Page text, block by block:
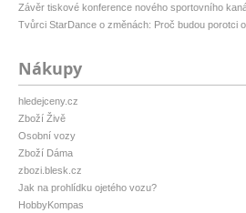
Závěr tiskové konference nového sportovního
Tvůrci StarDance o změnách: Proč budou porotci
Nákupy
hledejceny.cz
Zboží Živě
Osobní vozy
Zboží Dáma
zbozi.blesk.cz
Jak na prohlídku ojetého vozu?
HobbyKompas